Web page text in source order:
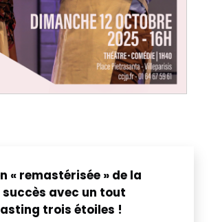
« remastérisée » de la
succès avec un tout
trois étoiles !